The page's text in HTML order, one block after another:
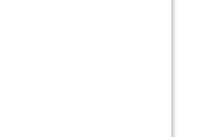
St.
Freiburg